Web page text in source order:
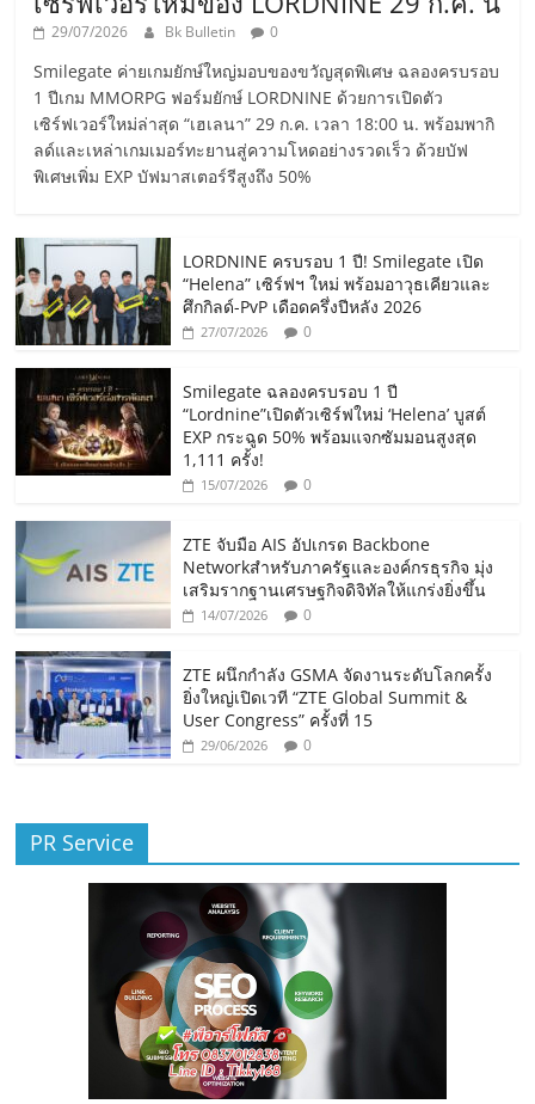
29/07/2026 Bk Bulletin 0
Smilegate ค่ายเกมยักษ์ใหญ่มอบของขวัญสุดพิเศษ ฉลองครบรอบ
1 ปีเกม MMORPG ฟอร์มยักษ์ LORDNINE ด้วยการเปิดตัว
เซิร์ฟเวอร์ใหม่ล่าสุด “เฮเลนา” 29 ก.ค. เวลา 18:00 น. พร้อมพากิ
ลด์และเหล่าเกมเมอร์ทะยานสู่ความโหดอย่างรวดเร็ว ด้วยบัฟ
พิเศษเพิ่ม EXP บัฟมาสเตอร์รีสูงถึง 50%
LORDNINE ครบรอบ 1 ปี! Smilegate เปิด
“Helena” เซิร์ฟฯ ใหม่ พร้อมอาวุธเคียวและ
ศึกกิลด์-PvP เดือดครึ่งปีหลัง 2026
27/07/2026 0
Smilegate ฉลองครบรอบ 1 ปี
“Lordnine”เปิดตัวเซิร์ฟใหม่ ‘Helena’ บูสต์
EXP กระฉูด 50% พร้อมแจกซัมมอนสูงสุด
1,111 ครั้ง!
15/07/2026 0
ZTE จับมือ AIS อัปเกรด Backbone
Networkสำหรับภาครัฐและองค์กรธุรกิจ มุ่ง
เสริมรากฐานเศรษฐกิจดิจิทัลให้แกร่งยิ่งขึ้น
14/07/2026 0
ZTE ผนึกกำลัง GSMA จัดงานระดับโลกครั้ง
ยิ่งใหญ่เปิดเวที “ZTE Global Summit &
User Congress” ครั้งที่ 15
29/06/2026 0
PR Service